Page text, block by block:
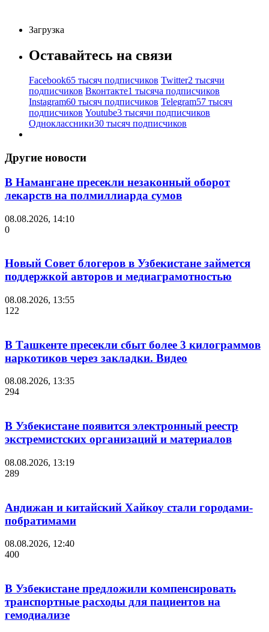
Загрузка
Оставайтесь на связи
Facebook65 тысяч подписчиков Twitter2 тысячи
подписчиков Вконтакте1 тысяча подписчиков
Instagram60 тысяч подписчиков Telegram57 тысяч
подписчиков Youtube3 тысячи подписчиков
Одноклассники30 тысяч подписчиков
Другие новости
В Намангане пресекли незаконный оборот
лекарств на полмиллиарда сумов
08.08.2026, 14:10
0
Новый Совет блогеров в Узбекистане займется
поддержкой авторов и медиаграмотностью
08.08.2026, 13:55
122
В Ташкенте пресекли сбыт более 3 килограммов
наркотиков через закладки. Видео
08.08.2026, 13:35
294
В Узбекистане появится электронный реестр
экстремистских организаций и материалов
08.08.2026, 13:19
289
Андижан и китайский Хайкоу стали городами-
побратимами
08.08.2026, 12:40
400
В Узбекистане предложили компенсировать
транспортные расходы для пациентов на
гемодиализе